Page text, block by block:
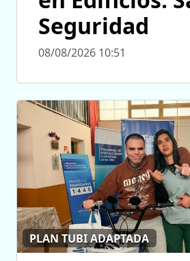
Seguridad
08/08/2026 10:51
PLAN TUBI ADAPTADA